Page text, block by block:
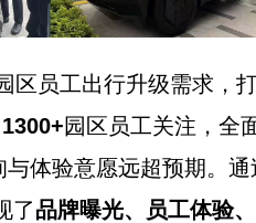
工出行升级需求，打
1300+园区员工关注，全
体验意愿远超预期。通
了品牌曝光、员工体验